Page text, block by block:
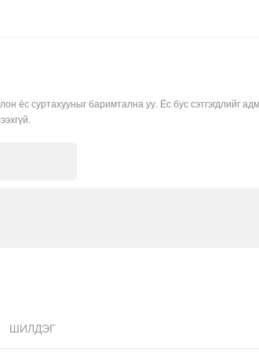
ёс суртахууныг баримтална уу. Ёс бус сэтгэгдлийг
ШИЛДЭГ